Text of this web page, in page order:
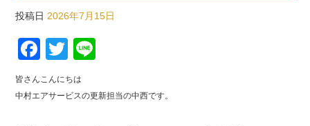
投稿日 2026年7月15日
Facebook
Twitter
皆さんこんにちは
中村エアサービスの更新担当の中西です。